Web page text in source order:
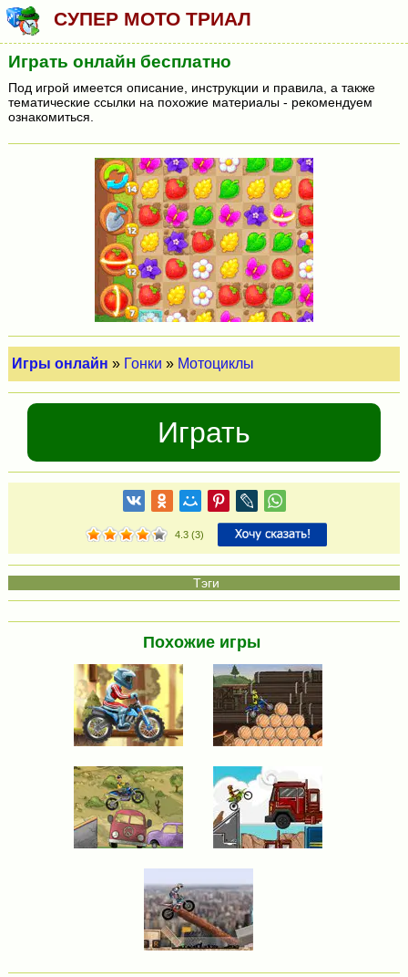
СУПЕР МОТО ТРИАЛ
Играть онлайн бесплатно
Под игрой имеется описание, инструкции и правила, а также
тематические ссылки на похожие материалы - рекомендуем
ознакомиться.
Игры онлайн » Гонки » Мотоциклы
Играть
4.3(3)
Похожие игры